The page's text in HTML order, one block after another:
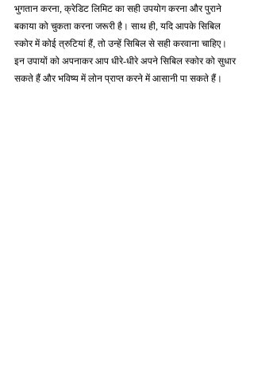
भुगतान करना, क्रेडिट लिमिट का सही उपयोग करना और पुराने
बकाया को चुकता करना जरूरी है। साथ ही, यदि आपके सिबिल
स्कोर में कोई त्रुटियां हैं, तो उन्हें सिबिल से सही करवाना चाहिए।
इन उपायों को अपनाकर आप धीरे-धीरे अपने सिबिल स्कोर को सुधार
सकते हैं और भविष्य में लोन प्राप्त करने में आसानी पा सकते हैं।